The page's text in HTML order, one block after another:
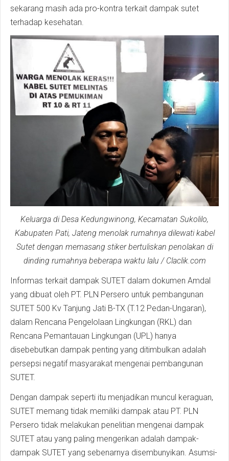
sekarang masih ada pro-kontra terkait dampak sutet
terhadap kesehatan.
Keluarga di Desa Kedungwinong, Kecamatan Sukolilo,
Kabupaten Pati, Jateng menolak rumahnya dilewati kabel
Sutet dengan memasang stiker bertuliskan penolakan di
dinding rumahnya beberapa waktu lalu / Claclik.com
Informas terkait dampak SUTET dalam dokumen Amdal
yang dibuat oleh PT. PLN Persero untuk pembangunan
SUTET 500 Kv Tanjung Jati B-TX (T.12 Pedan-Ungaran),
dalam Rencana Pengelolaan Lingkungan (RKL) dan
Rencana Pemantauan Lingkungan (UPL) hanya
disebebutkan dampak penting yang ditimbulkan adalah
persepsi negatif masyarakat mengenai pembangunan
SUTET.
Dengan dampak seperti itu menjadikan muncul keraguan,
SUTET memang tidak memiliki dampak atau PT. PLN
Persero tidak melakukan penelitian mengenai dampak
SUTET atau yang paling mengerikan adalah dampak-
dampak SUTET yang sebenarnya disembunyikan. Asumsi-